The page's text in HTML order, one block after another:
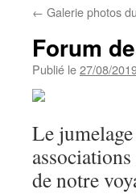
← Galerie photos
Forum
Publié le27/08/
Le
de notre